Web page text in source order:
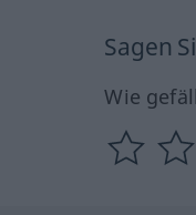
Sagen
Wie